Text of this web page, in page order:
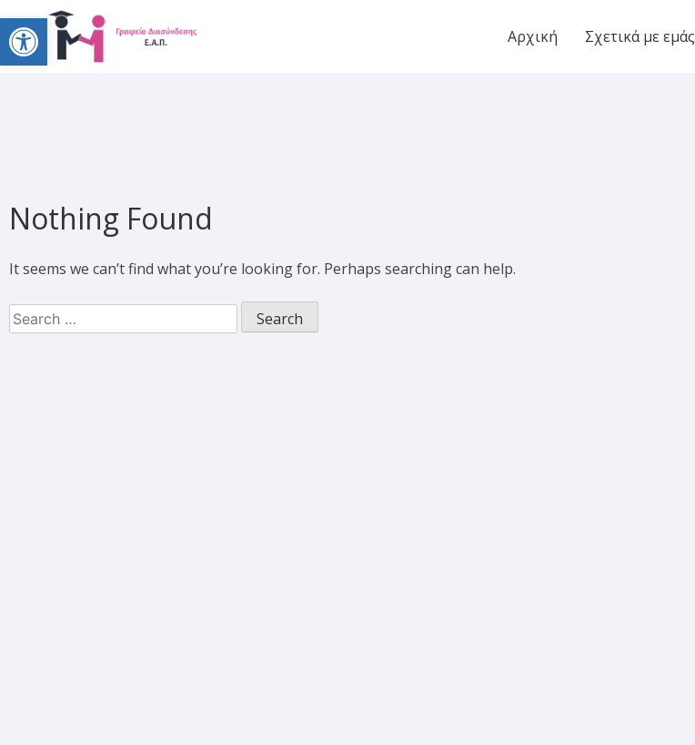
Open toolbar Αρχική Σχετικά με εμάς
Nothing Found
It seems we can’t find what you’re looking for. Perhaps searching can help.